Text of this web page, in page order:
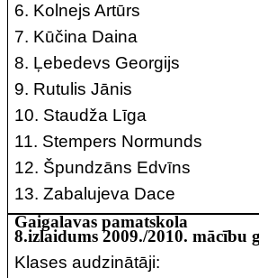
6. Kolnejs Artūrs
7. Kūčina Daina
8. Ļebedevs Georgijs
9. Rutulis Jānis
10. Staudža Līga
11. Stempers Normunds
12. Špundzāns Edvīns
13. Zabalujeva Dace
Gaigalavas pamatskola
8.izlaidums 2009./2010. mācību
Klases audzinātāji: